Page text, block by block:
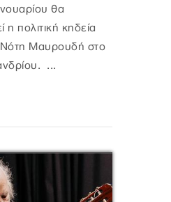
θα
η πολιτική κηδεία
Νότη Μαυρουδή στο
...